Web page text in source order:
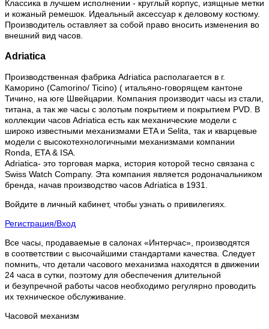
Классика в лучшем исполнении - круглый корпус, изящные метки
и кожаный ремешок. Идеальный аксессуар к деловому костюму.
Производитель оставляет за собой право вносить изменения во
внешний вид часов.
Adriatica
Производственная фабрика Adriatica располагается в г.
Каморино (Camorino/ Ticino) ( итальяно-говорящем кантоне
Тичино, на юге Швейцарии. Компания производит часы из стали,
титана, а так же часы с золотым покрытием и покрытием PVD. В
коллекции часов Adriatica есть как механические модели с
широко известными механизмами ETA и Selita, так и кварцевые
модели с высокотехнологичными механизмами компании
Ronda, ETA & ISA.
Adriatica- это торговая марка, история которой тесно связана с
Swiss Watch Company. Эта компания является родоначальником
бренда, начав производство часов Adriatica в 1931.
Войдите в личный кабинет, чтобы узнать о привилегиях.
Регистрация/Вход
Все часы, продаваемые в салонах «Интерчас», производятся
в соответствии с высочайшими стандартами качества. Следует
помнить, что детали часового механизма находятся в движении
24 часа в сутки, поэтому для обеспечения длительной
и безупречной работы часов необходимо регулярно проводить
их техническое обслуживание.
Часовой механизм